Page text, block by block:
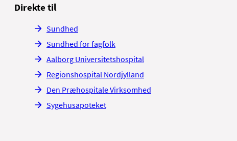
Direkte til
Sundhed
Sundhed for fagfolk
Aalborg Universitetshospital
Regionshospital Nordjylland
Den Præhospitale Virksomhed
Sygehusapoteket